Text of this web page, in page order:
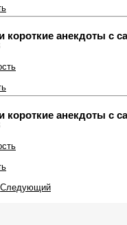
анекдоты с
анекдоты с
Следующий